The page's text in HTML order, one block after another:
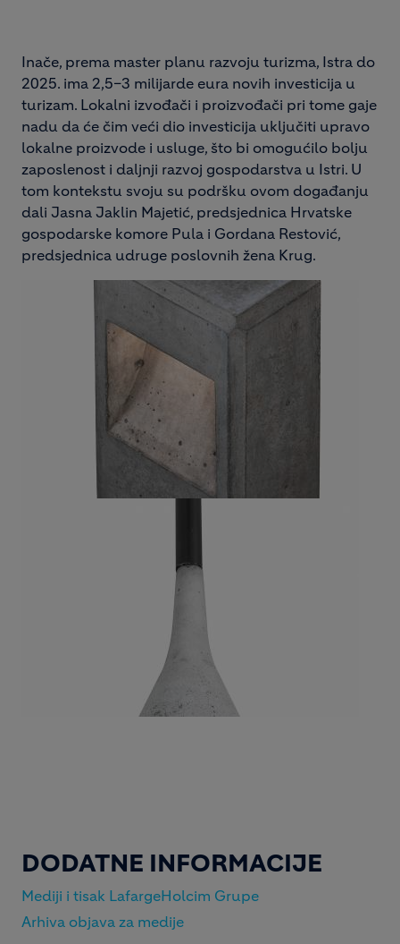
Inače, prema master planu razvoju turizma, Istra do
2025. ima 2,5–3 milijarde eura novih investicija u
turizam. Lokalni izvođači i proizvođači pri tome gaje
nadu da će čim veći dio investicija uključiti upravo
lokalne proizvode i usluge, što bi omogućilo bolju
zaposlenost i daljnji razvoj gospodarstva u Istri. U
tom kontekstu svoju su podršku ovom događanju
dali Jasna Jaklin Majetić, predsjednica Hrvatske
gospodarske komore Pula i Gordana Restović,
predsjednica udruge poslovnih žena Krug.
DODATNE INFORMACIJE
Mediji i tisak LafargeHolcim Grupe
Arhiva objava za medije